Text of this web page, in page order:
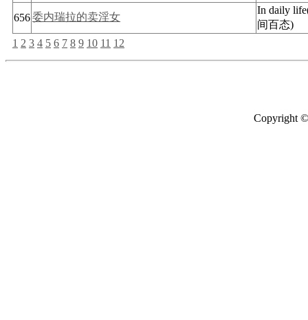
656委内瑞拉的卖淫女
In daily
间百态)
1 2 3 4 5 6 7 8 9 10 11 12
Copyright